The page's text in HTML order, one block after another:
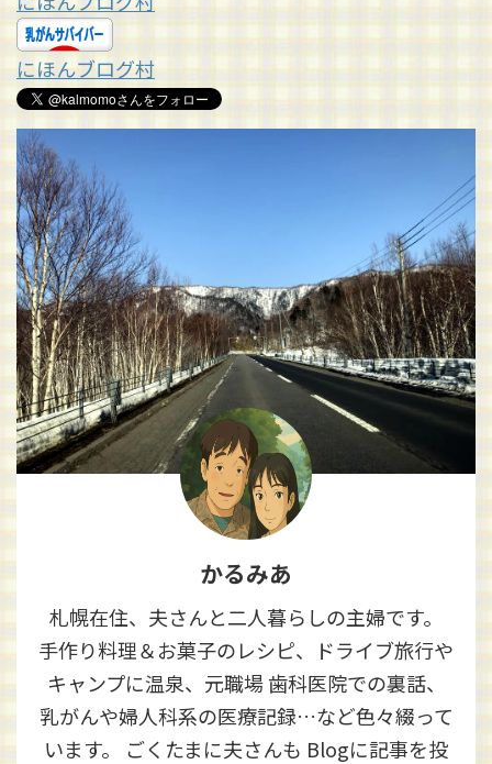
にほんブログ村
かるみあ
札幌在住、夫さんと二人暮らしの主婦です。
手作り料理＆お菓子のレシピ、ドライブ旅行や
キャンプに温泉、元職場 歯科医院での裏話、
乳がんや婦人科系の医療記録…など色々綴って
います。 ごくたまに夫さんも Blogに記事を投